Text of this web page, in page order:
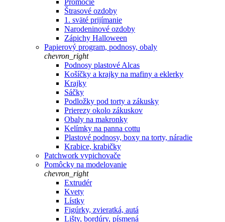
Promócie
Štrasové ozdoby
1. sväté prijímanie
Narodeninové ozdoby
Zápichy Halloween
Papierový program, podnosy, obaly
chevron_right
Podnosy plastové Alcas
Košíčky a krajky na mafiny a eklerky
Krajky
Sáčky
Podložky pod torty a zákusky
Prierezy okolo zákuskov
Obaly na makronky
Kelímky na panna cottu
Plastové podnosy, boxy na torty, náradie
Krabice, krabičky
Patchwork vypichovače
Pomôcky na modelovanie
chevron_right
Extrudér
Kvety
Lístky
Figúrky, zvieratká, autá
Lišty, bordúry, písmená